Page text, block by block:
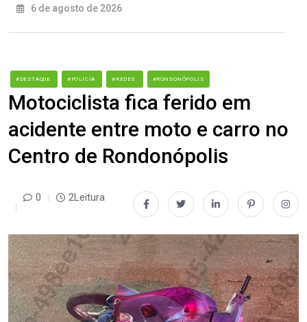
6 de agosto de 2026
#DESTAQUE #POLÍCIA #REDES #RONDONÓPOLIS
Motociclista fica ferido em
acidente entre moto e carro no
Centro de Rondonópolis
0 2Leitura